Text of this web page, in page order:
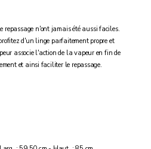
repassage n'ont jamais été aussi faciles.
d'un linge parfaitement propre et
associe l'action de la vapeur en fin de
et ainsi faciliter le repassage.